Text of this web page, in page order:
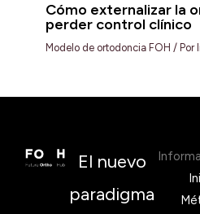
Cómo externalizar la
perder control clínico
Modelo de ortodoncia FOH / Por
El nuevo
paradigma